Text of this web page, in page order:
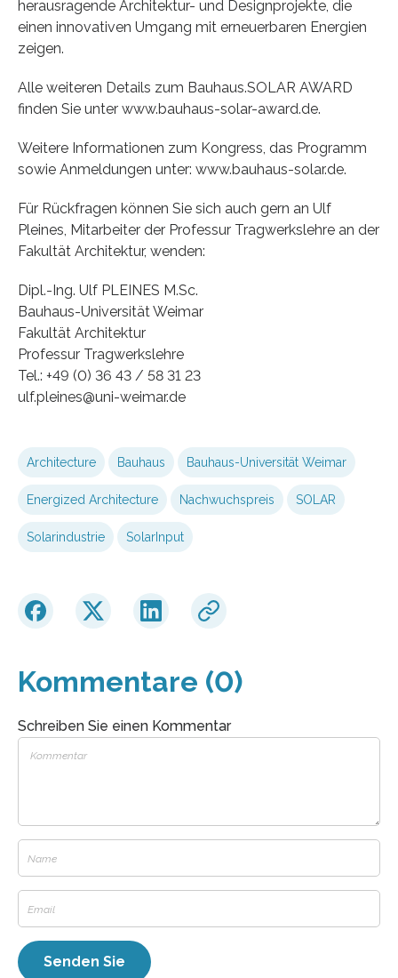
herausragende Architektur- und Designprojekte, die
einen innovativen Umgang mit erneuerbaren Energien
zeigen.
Alle weiteren Details zum Bauhaus.SOLAR AWARD
finden Sie unter www.bauhaus-solar-award.de.
Weitere Informationen zum Kongress, das Programm
sowie Anmeldungen unter: www.bauhaus-solar.de.
Für Rückfragen können Sie sich auch gern an Ulf
Pleines, Mitarbeiter der Professur Tragwerkslehre an der
Fakultät Architektur, wenden:
Dipl.-Ing. Ulf PLEINES M.Sc.
Bauhaus-Universität Weimar
Fakultät Architektur
Professur Tragwerkslehre
Tel.: +49 (0) 36 43 / 58 31 23
ulf.pleines@uni-weimar.de
Architecture Bauhaus Bauhaus-Universität Weimar
Energized Architecture Nachwuchspreis SOLAR
Solarindustrie SolarInput
Kommentare (0)
Schreiben Sie einen Kommentar